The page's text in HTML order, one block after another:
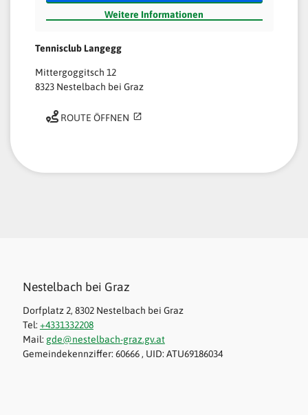
Weitere Informationen
Tennisclub Langegg
Mittergoggitsch 12
8323 Nestelbach bei Graz
ROUTE ÖFFNEN
Nestelbach bei Graz
Dorfplatz 2, 8302 Nestelbach bei Graz
Tel: +4331332208
Mail: gde@nestelbach-graz.gv.at
Gemeindekennziffer: 60666 , UID: ATU69186034